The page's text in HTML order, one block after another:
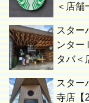
＜店舗
スター
ンター
タバ＜
スター
寺店【